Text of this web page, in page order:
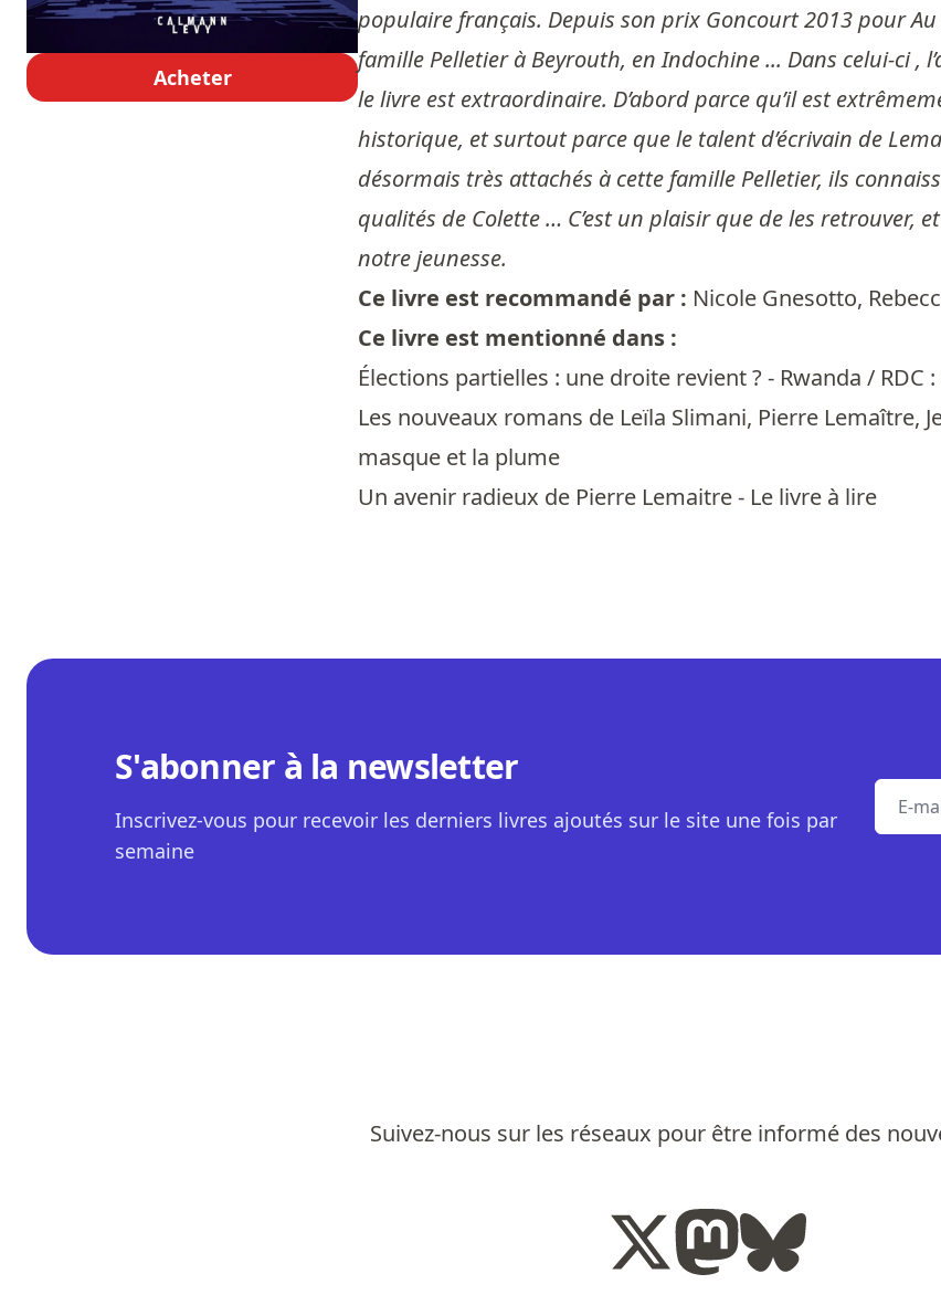
Acheter
populaire français. Depuis son prix Goncourt 2013 pour
famille Pelletier à Beyrouth, en Indochine ... Dans celui-ci ,
le livre est extraordinaire. D’abord parce qu’il est
historique, et surtout parce que le talent d’écrivain de
désormais très attachés à cette famille Pelletier, ils
qualités de Colette … C’est un plaisir que de les retrouver,
notre jeunesse.
Ce livre est recommandé par : Nicole Gnesotto,
Ce livre est mentionné dans :
Élections partielles : une droite revient ? - Rwanda / RDC
Les nouveaux romans de Leïla Slimani, Pierre Lemaître,
masque et la plume
Un avenir radieux de Pierre Lemaitre - Le livre à lire
S'abonner à la newsletter
Inscrivez-vous pour recevoir les derniers livres ajoutés sur le site une fois par
semaine
E-mail
Suivez-nous sur les réseaux pour être informé des